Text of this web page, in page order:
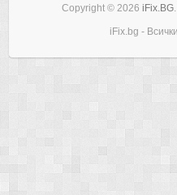
Copyright © 2026 iFix.BG
iFix.bg -